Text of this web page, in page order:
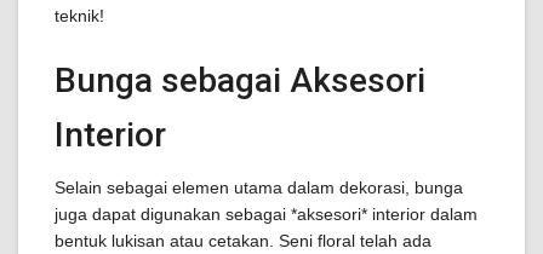
teknik!
Bunga sebagai Aksesori
Interior
Selain sebagai elemen utama dalam dekorasi, bunga
juga dapat digunakan sebagai *aksesori* interior dalam
bentuk lukisan atau cetakan. Seni floral telah ada